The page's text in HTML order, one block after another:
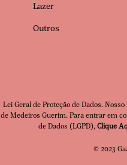
Lazer
Outros
Lei Geral de Proteção de Dados.
de Medeiros Guerim. Para entrar em
de Dados (LGPD), Clique
© 2023